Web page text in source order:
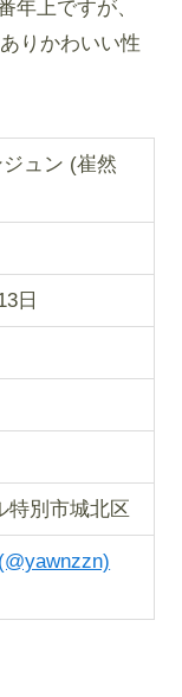
年上ですが、
りかわいい性
ュン (崔然
日
特別市城北区